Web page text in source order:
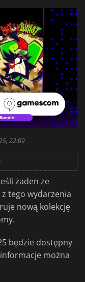
22:09
żaden ze
tego wydarzenia
nową kolekcję
będzie dostępny
można